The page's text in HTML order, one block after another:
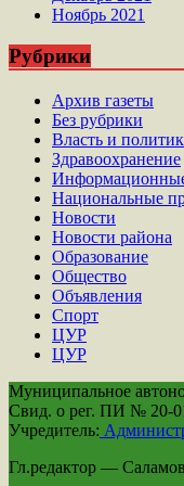
Ноябрь 2021
Рубрики
Архив газеты
Без рубрики
Власть и
Здравоохранение
Национальные
Новости
Новости района
Образование
Общество
Объявления
Спорт
ЦУР
ЦУР
Муниципальное
Свид. о рег. ПИ № 20-
Учредитель:
Гл.редактор —